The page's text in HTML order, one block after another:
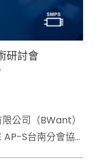
研討會
公司（BWant）
AP-S台南分會協